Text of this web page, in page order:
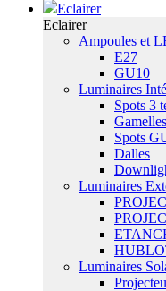
Eclairer
Eclairer
Ampoules et
E27
GU10
Luminaires
Spots 3
Gamelles
Spots
Dalles
Luminaires
Luminaires